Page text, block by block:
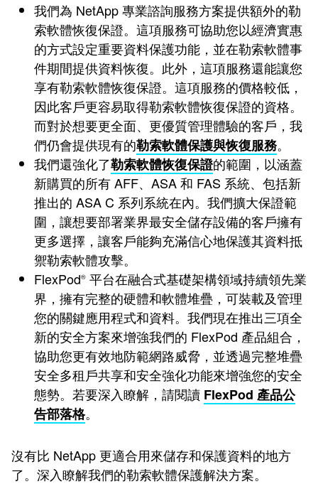
我們為 NetApp 專業諮詢服務方案提供額外的勒
索軟體恢復保證。這項服務可協助您以經濟實惠
的方式設定重要資料保護功能，並在勒索軟體事
件期間提供資料恢復。此外，這項服務還能讓您
享有勒索軟體恢復保證。這項服務的價格較低，
因此客戶更容易取得勒索軟體恢復保證的資格。
而對於想要更全面、更優質管理體驗的客戶，我
們仍會提供現有的勒索軟體保護與恢復服務。
我們還強化了勒索軟體恢復保證的範圍，以涵蓋
新購買的所有 AFF、ASA 和 FAS 系統、包括新
推出的 ASA C 系列系統在內。我們擴大保證範
圍，讓想要部署業界最安全儲存設備的客戶擁有
更多選擇，讓客戶能夠充滿信心地保護其資料抵
禦勒索軟體攻擊。
FlexPod® 平台在融合式基礎架構領域持續領先業
界，擁有完整的硬體和軟體堆疊，可裝載及管理
您的關鍵應用程式和資料。我們現在推出三項全
新的安全方案來增強我們的 FlexPod 產品組合，
協助您更有效地防範網路威脅，並透過完整堆疊
安全多租戶共享和安全強化功能來增強您的安全
態勢。若要深入瞭解，請閱讀 FlexPod 產品公
告部落格。
沒有比 NetApp 更適合用來儲存和保護資料的地方
了。深入瞭解我們的勒索軟體保護解決方案。